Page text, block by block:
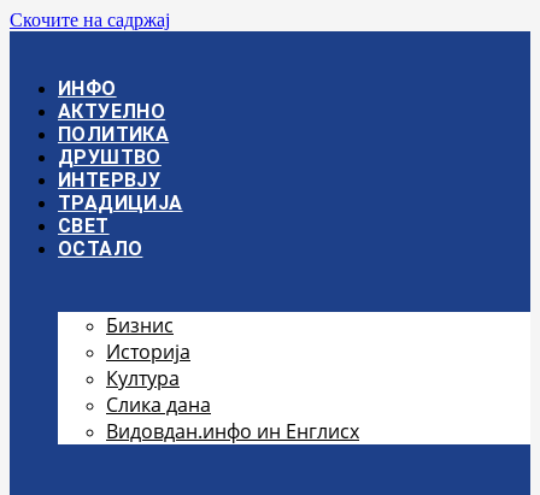
Скочите на садржај
ИНФО
АКТУЕЛНО
ПОЛИТИКА
ДРУШТВО
ИНТЕРВЈУ
ТРАДИЦИЈА
СВЕТ
ОСТАЛО
Бизнис
Историја
Култура
Слика дана
Видовдан.инфо ин Енглисх